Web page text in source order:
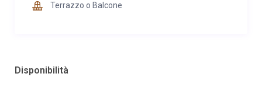
Terrazzo o Balcone
Disponibilità